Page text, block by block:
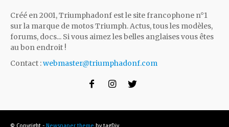
Créé en 2001, Triumphadonf est le site francophone n°1
sur la marque de motos Triumph. Actus, tous les modèles,
forums, docs... Si vous aimez les belles anglaises vous êtes
au bon endroit !
Contact :webmaster@triumphadonf.com